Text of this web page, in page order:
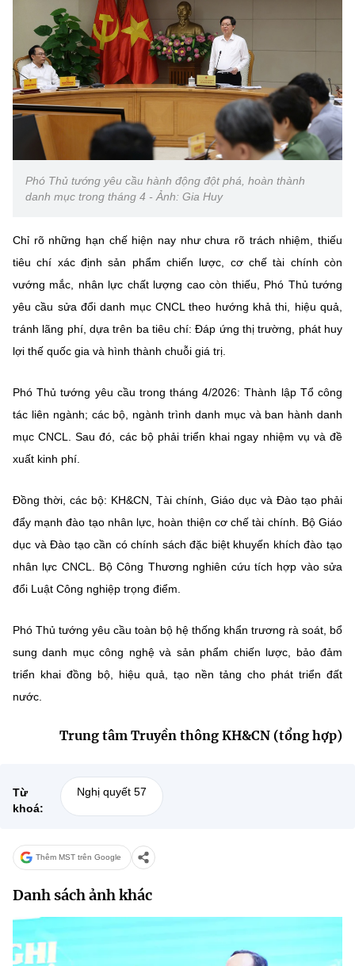
Phó Thủ tướng yêu cầu hành động đột phá, hoàn thành
danh mục trong tháng 4 - Ảnh: Gia Huy
Chỉ rõ những hạn chế hiện nay như chưa rõ trách nhiệm, thiếu
tiêu chí xác định sản phẩm chiến lược, cơ chế tài chính còn
vướng mắc, nhân lực chất lượng cao còn thiếu, Phó Thủ tướng
yêu cầu sửa đổi danh mục CNCL theo hướng khả thi, hiệu quả,
tránh lãng phí, dựa trên ba tiêu chí: Đáp ứng thị trường, phát huy
lợi thế quốc gia và hình thành chuỗi giá trị.
Phó Thủ tướng yêu cầu trong tháng 4/2026: Thành lập Tổ công
tác liên ngành; các bộ, ngành trình danh mục và ban hành danh
mục CNCL. Sau đó, các bộ phải triển khai ngay nhiệm vụ và đề
xuất kinh phí.
Đồng thời, các bộ: KH&CN, Tài chính, Giáo dục và Đào tạo phải
đẩy mạnh đào tạo nhân lực, hoàn thiện cơ chế tài chính. Bộ Giáo
dục và Đào tạo cần có chính sách đặc biệt khuyến khích đào tạo
nhân lực CNCL. Bộ Công Thương nghiên cứu tích hợp vào sửa
đổi Luật Công nghiệp trọng điểm.
Phó Thủ tướng yêu cầu toàn bộ hệ thống khẩn trương rà soát, bổ
sung danh mục công nghệ và sản phẩm chiến lược, bảo đảm
triển khai đồng bộ, hiệu quả, tạo nền tảng cho phát triển đất
nước.
Trung tâm Truyền thông KH&CN (tổng hợp)
Từ
khoá:
Nghị quyết 57
Thêm MST trên Google
Danh sách ảnh khác